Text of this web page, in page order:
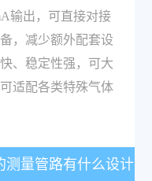
输出，可直接对接
，减少额外配套设
、稳定性强，可大
适配各类特殊气体
测量管路有什么设计